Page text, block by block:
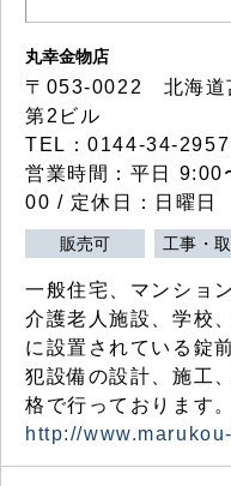
丸幸金物店
〒053-0022 北海道
第2ビル
TEL：0144-34-
営業時間：平日
00 / 定休日：日曜日
販売可 工事・
一般住宅、マンショ
介護老人施設、学校
に設置されている錠
犯設備の設計、施工
格で行っております。
http://